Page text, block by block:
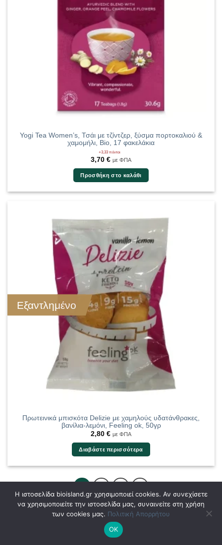
Yogi Tea Women’s, Τσάι με τζίντζερ, ξύσμα πορτοκαλιού &
χαμομήλι, Bio, 17 φακελάκια
+3,33 πόντοι
3,70 € με ΦΠΑ
Προσθήκη στο καλάθι
Εξαντλημένο
Πρωτεινικά μπισκότα Delizie με χαμηλούς υδατάνθρακες,
βανίλια-λεμόνι, Feeling ok, 50γρ
2,80 € με ΦΠΑ
Διαβάστε περισσότερα
Η ιστοσελίδα bioisland.gr χρησιμοποιεί cookies. Αν συνεχίσετε
να χρησιμοποιείτε την ιστοσελίδα μας, συναινείτε στη χρήση
των cookies μας. Πολιτική Απορρήτου
ΟΚ